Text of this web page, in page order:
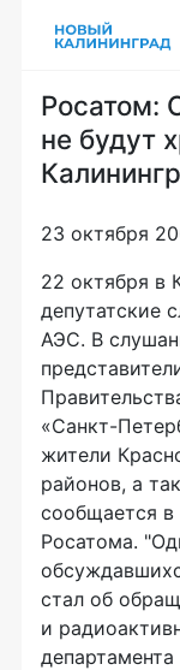
Росатом:
не будут
23 октября
22 октября в
депутатские
АЭС. В
«Санкт-
жители
районов, а
сообщается в
Росатома.
стал об
и